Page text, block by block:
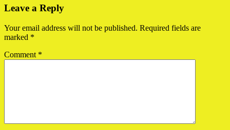
Reader
Leave a Reply
Your email address will not be published. Required fields are
marked *
Comment *